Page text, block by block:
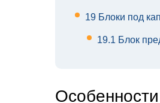
19 Блоки под
19.1 Блок